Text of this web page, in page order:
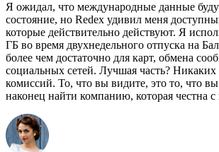
Я ожидал, что международные данные
состояние, но Redex удивил меня
которые действительно действуют. Я
ГБ во время двухнедельного отпуска на
более чем достаточно для карт, обмена
социальных сетей. Лучшая часть?
комиссий. То, что вы видите, это то, что
наконец найти компанию, которая честна